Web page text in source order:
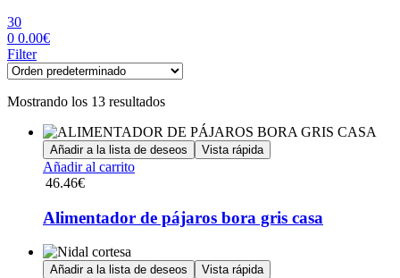
30
0 0.00€
Menu
Filter
Mostrando los 13 resultados
Añadir a la lista de deseos Vista rápida
Añadir al carrito
46.46€
Alimentador de pájaros bora gris casa
Añadir a la lista de deseos Vista rápida